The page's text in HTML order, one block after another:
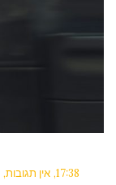
17:38 אין תגובות